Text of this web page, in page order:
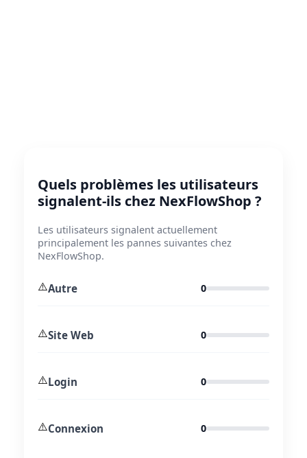
Quels problèmes les utilisateurs
signalent-ils chez NexFlowShop ?
Les utilisateurs signalent actuellement
principalement les pannes suivantes chez
NexFlowShop.
⚠️Autre 0
⚠️Site Web 0
⚠️Login 0
⚠️Connexion 0